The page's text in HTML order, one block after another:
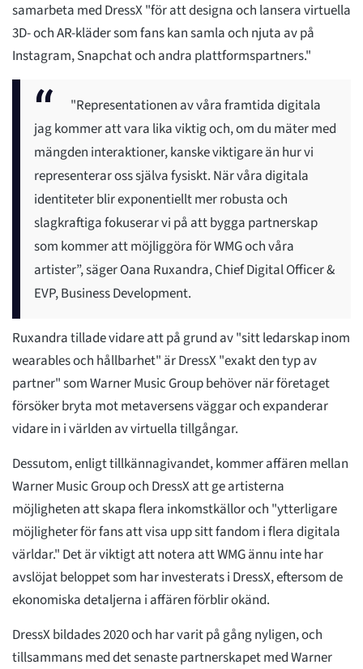
samarbeta med DressX "för att designa och lansera virtuella
3D- och AR-kläder som fans kan samla och njuta av på
Instagram, Snapchat och andra plattformspartners."
"Representationen av våra framtida digitala
jag kommer att vara lika viktig och, om du mäter med
mängden interaktioner, kanske viktigare än hur vi
representerar oss själva fysiskt. När våra digitala
identiteter blir exponentiellt mer robusta och
slagkraftiga fokuserar vi på att bygga partnerskap
som kommer att möjliggöra för WMG och våra
artister”, säger Oana Ruxandra, Chief Digital Officer &
EVP, Business Development.
Ruxandra tillade vidare att på grund av "sitt ledarskap inom
wearables och hållbarhet" är DressX "exakt den typ av
partner" som Warner Music Group behöver när företaget
försöker bryta mot metaversens väggar och expanderar
vidare in i världen av virtuella tillgångar.
Dessutom, enligt tillkännagivandet, kommer affären mellan
Warner Music Group och DressX att ge artisterna
möjligheten att skapa flera inkomstkällor och "ytterligare
möjligheter för fans att visa upp sitt fandom i flera digitala
världar." Det är viktigt att notera att WMG ännu inte har
avslöjat beloppet som har investerats i DressX, eftersom de
ekonomiska detaljerna i affären förblir okänd.
DressX bildades 2020 och har varit på gång nyligen, och
tillsammans med det senaste partnerskapet med Warner